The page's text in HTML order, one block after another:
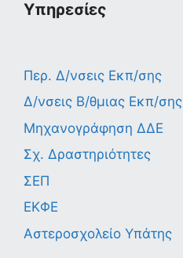
Υπηρεσίες
Περ. Δ/νσεις Εκπ/σης
Δ/νσεις Β/θμιας Εκπ/σης
Μηχανογράφηση ΔΔΕ
Σχ. Δραστηριότητες
ΣΕΠ
ΕΚΦΕ
Αστεροσχολείο Υπάτης